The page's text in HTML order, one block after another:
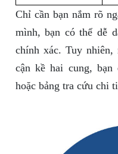
Chỉ cần bạn nắm rõ
mình, bạn có thể dễ
chính xác. Tuy nhiên,
cận kề hai cung,
hoặc bảng tra cứu chi